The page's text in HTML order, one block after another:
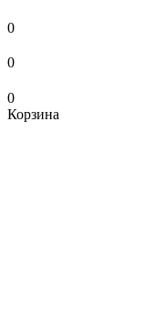
0
0
0
Корзина